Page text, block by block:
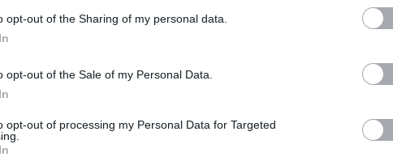
opt-out of the Sharing of my personal data.
opt-out of the Sale of my Personal Data.
opt-out of processing my Personal Data for Targeted
ne tik paslaugų apimtimis, bet ir gydymo saugumu bei